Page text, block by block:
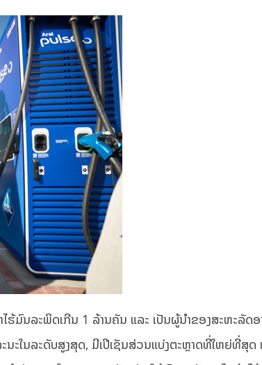
ມົນລະພິດເກີນ 1 ລ້ານຄັນ ແລະ ເປັນຜູ້ນຳຂອງສະຫະລັດອ
ະໃນລະດັບສູງສຸດ, ມີເປີເຊັນສ່ວນແບ່ງຕະຫຼາດທີ່ໃຫຍ່ທີ່ສຸດ